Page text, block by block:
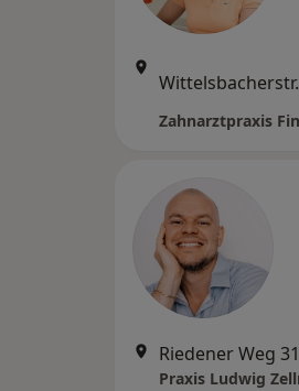
Riedener Weg
Praxis Ludwig